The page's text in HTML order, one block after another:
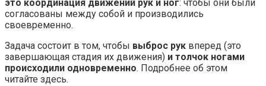
это координация движений рук и ног: чтобы они были
согласованы между собой и производились
своевременно.
Задача состоит в том, чтобы выброс рук вперед (это
завершающая стадия их движения) и толчок ногами
происходили одновременно. Подробнее об этом
читайте здесь.